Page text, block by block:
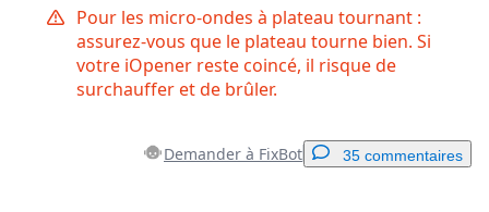
Pour les micro-ondes à plateau tournant :
assurez-vous que le plateau tourne bien. Si
votre iOpener reste coincé, il risque de
surchauffer et de brûler.
Demander à FixBot 35 commentaires